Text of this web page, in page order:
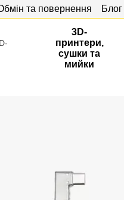
та повернення Блог
3D-
принтери,
сушки та
мийки